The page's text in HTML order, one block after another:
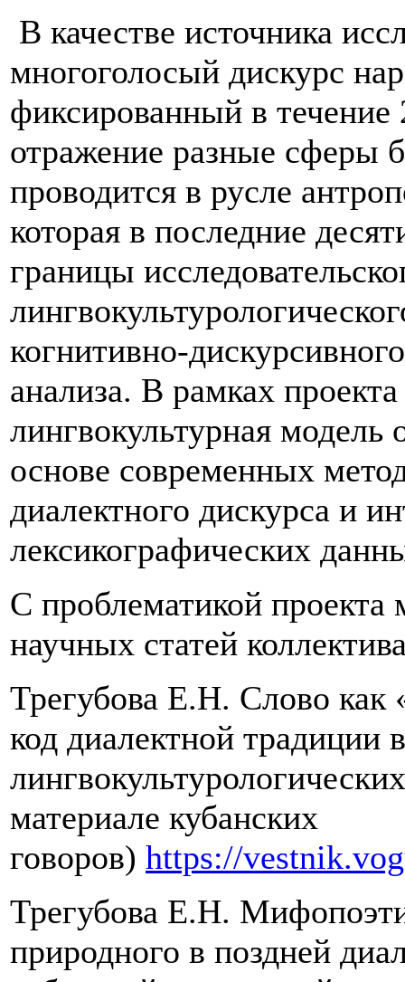
В качестве источника
многоголосый дискурс
фиксированный в
отражение разные сферы
проводится в русле
которая в последние
границы
когнитивно-
анализа. В рамках
лингвокультурная модель
основе современных
диалектного дискурса и
лексикографических
С проблематикой проекта
научных статей
Трегубова Е.Н. Слово как
код диалектной традиции
материале кубанских
говоров) https://
Трегубова Е.Н.
природного в поздней